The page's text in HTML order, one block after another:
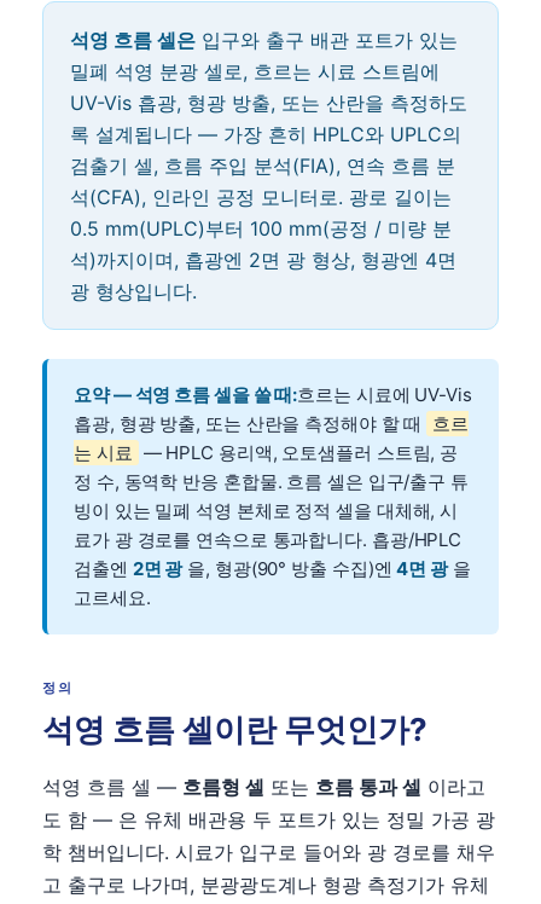
석영 흐름 셀은 입구와 출구 배관 포트가 있는
밀폐 석영 분광 셀로, 흐르는 시료 스트림에
UV-Vis 흡광, 형광 방출, 또는 산란을 측정하도
록 설계됩니다 — 가장 흔히 HPLC와 UPLC의
검출기 셀, 흐름 주입 분석(FIA), 연속 흐름 분
석(CFA), 인라인 공정 모니터로. 광로 길이는
0.5 mm(UPLC)부터 100 mm(공정 / 미량 분
석)까지이며, 흡광엔 2면 광 형상, 형광엔 4면
광 형상입니다.
요약 — 석영 흐름 셀을 쓸 때:흐르는 시료에 UV-Vis
흡광, 형광 방출, 또는 산란을 측정해야 할 때
흐르
는 시료 — HPLC 용리액, 오토샘플러 스트림, 공
정 수, 동역학 반응 혼합물. 흐름 셀은 입구/출구 튜
빙이 있는 밀폐 석영 본체로 정적 셀을 대체해, 시
료가 광 경로를 연속으로 통과합니다. 흡광/HPLC
검출엔 2면 광을, 형광(90° 방출 수집)엔4면 광을
고르세요.
정의
석영 흐름 셀이란 무엇인가?
석영 흐름 셀 — 흐름형 셀 또는 흐름 통과 셀 이라고
도 함 — 은 유체 배관용 두 포트가 있는 정밀 가공 광
학 챔버입니다. 시료가 입구로 들어와 광 경로를 채우
고 출구로 나가며, 분광광도계나 형광 측정기가 유체